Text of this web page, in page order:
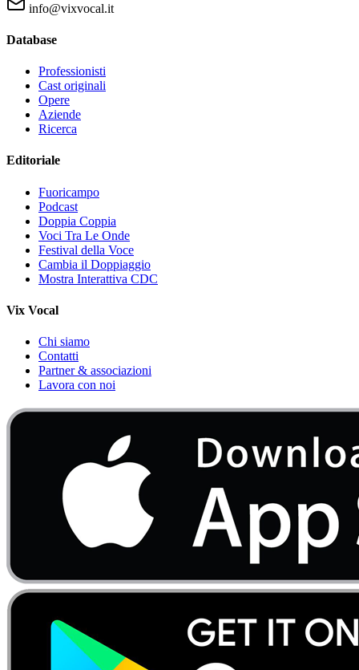
info@vixvocal.it
Database
Professionisti
Cast originali
Opere
Aziende
Ricerca
Editoriale
Fuoricampo
Podcast
Doppia Coppia
Voci Tra Le Onde
Festival della Voce
Cambia il Doppiaggio
Mostra Interattiva CDC
Vix Vocal
Chi siamo
Contatti
Partner & associazioni
Lavora con noi